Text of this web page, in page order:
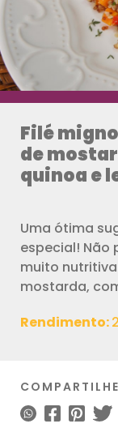
Filé
de
quinoa e
Uma ótima
especial! Não
muito
mostarda,
Rendimento: